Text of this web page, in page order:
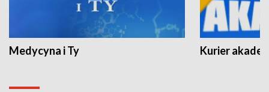
Medycyna i Ty Kurier